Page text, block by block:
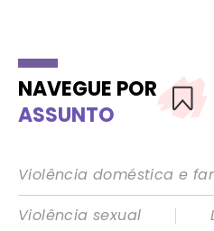
NAVEGUE POR
ASSUNTO
Violência doméstica e
Violência sexual
|